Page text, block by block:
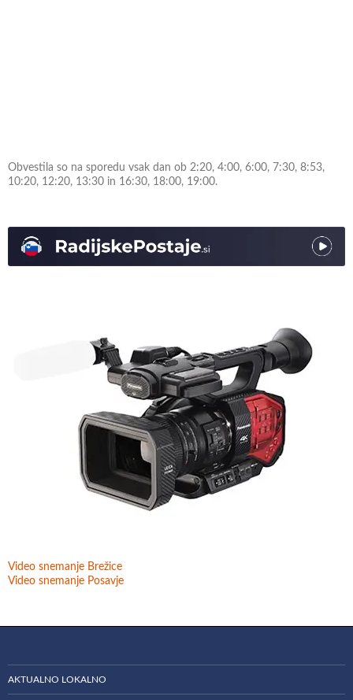
Obvestila so na sporedu vsak dan ob 2:20, 4:00, 6:00, 7:30, 8:53,
10:20, 12:20, 13:30 in 16:30, 18:00, 19:00.
Video snemanje Brežice
Video snemanje Posavje
AKTUALNO LOKALNO